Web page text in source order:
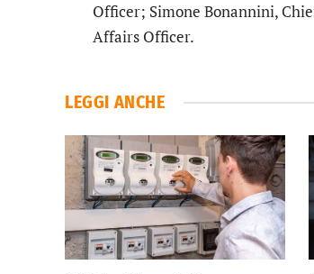
Officer; Simone Bonannini,
Affairs Officer.
LEGGI ANCHE